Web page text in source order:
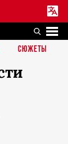
СЮЖЕТЫ